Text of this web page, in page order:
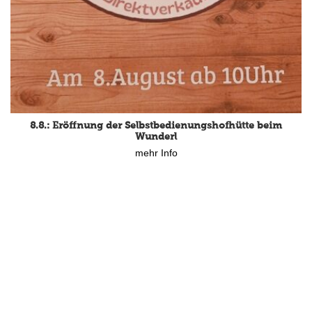
8.8.: Eröffnung der Selbstbedienungshofhütte beim
Wunderl
mehr Info